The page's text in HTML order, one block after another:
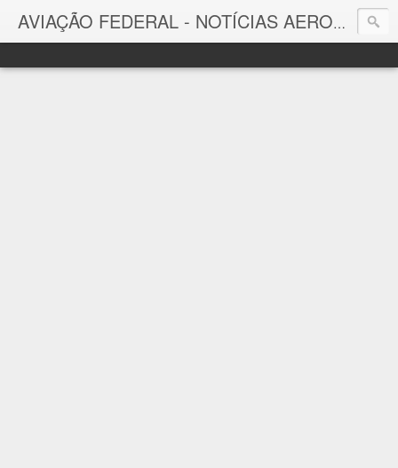
AVIAÇÃO FEDERAL - NOTÍCIAS AERONÁUTICAS & TECNOLOGIAS
Aviação Federal